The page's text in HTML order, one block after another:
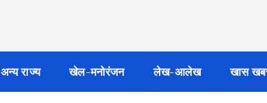
अन्य राज्य खेल-मनोरंजन लेख-आलेख खास